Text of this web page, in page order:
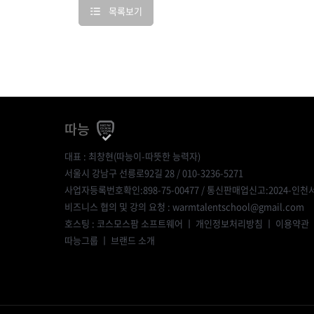
목록보기
따능
대표 : 최창현(따능이-따뜻한 능력자)
서울시 강남구 선릉로92길 28 / 010-3236-5271
사업자등록번호확인:898-75-00477 / 통신판매업신고:2024-인천
비즈니스 협의 및 강의 요청 : warmtalentschool@gmail.com
호스팅 : 코스모스팜 소프트웨어 ㅣ 개인정보처리방침 ㅣ 이용약관
따능그룹 ㅣ 브랜드 소개